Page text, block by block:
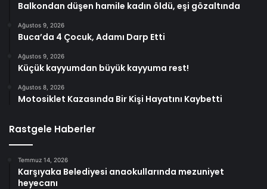
Balkondan düşen hamile kadın öldü, eşi gözaltında
Ağustos 9, 2026
Buca’da 4 Çocuk, Adamı Darp Etti
Ağustos 9, 2026
Küçük kayyumdan büyük kayyuma rest!
Ağustos 8, 2026
Motosiklet Kazasında Bir Kişi Hayatını Kaybetti
Rastgele Haberler
Temmuz 14, 2026
Karşıyaka Belediyesi anaokullarında mezuniyet
heyecanı